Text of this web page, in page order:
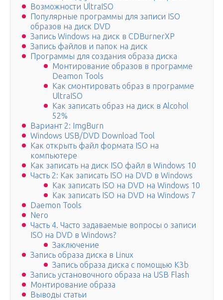
Возможности UltraISO
Популярные программы для записи ISO
образов на диск DVD
Запись Windows на диск в CDBurnerXP
Запись файлов и папок на диск
Программы для создания образа диска
Монтирование образов в программе
Deamon Tools
Как смонтировать образ в программе
UltraISO
Как записать образ на диск в Alcohol
52%
Вариант 2: ImgBurn
Windows USB/DVD Download Tool
Как открыть файл формата ISO на
компьютере
Как записать на диск ISO файл в Windows 10
Часть 2: Как записать ISO на DVD в Windows
Как записать ISO на DVD на Windows 10
Как записать ISO на DVD на Windows 7
Daemon Tools
Nero
Часть 4. Часто задаваемые вопросы о записи
ISO на DVD в Windows?
Заключение
Запись образа диска в Linux
Запись образа диска с помощью K3b
Запись установочного образа на USB Flash
Монтирование образа
Выводы статьи